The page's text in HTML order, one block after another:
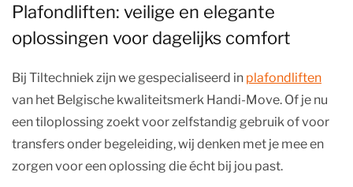
Plafondliften: veilige en elegante
oplossingen voor dagelijks comfort
Bij Tiltechniek zijn we gespecialiseerd in plafondliften
van het Belgische kwaliteitsmerk Handi-Move. Of je nu
een tiloplossing zoekt voor zelfstandig gebruik of voor
transfers onder begeleiding, wij denken met je mee en
zorgen voor een oplossing die écht bij jou past.